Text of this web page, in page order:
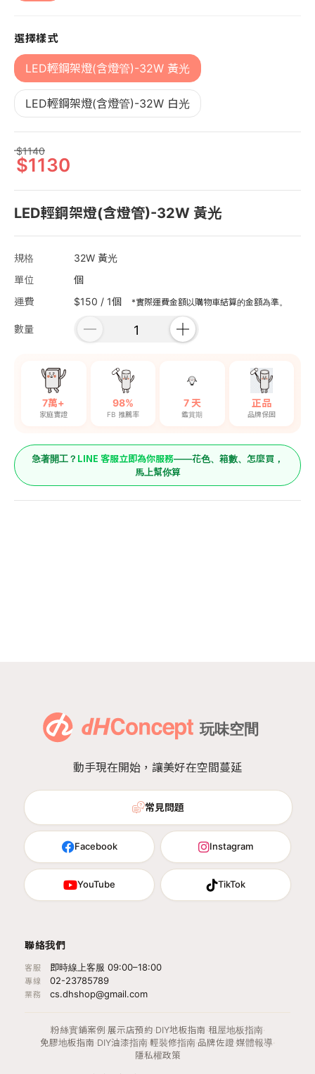
選擇樣式
LED輕鋼架燈(含燈管)-32W 黃光
LED輕鋼架燈(含燈管)-32W 白光
1140
1130
LED輕鋼架燈(含燈管)-32W 黃光
規格
32W 黃光
單位
個
運費
$150 / 1個 *實際運費金額以購物車結算的金額為準。
數量
7萬+
家庭實證
98%
FB 推薦率
7 天
鑑賞期
正品
品牌保固
急著開工？ LINE 客服立即為你服務——花色、箱數、怎麼買，
馬上幫你算
動手現在開始，讓美好在空間蔓延
常見問題
Facebook Instagram
YouTube TikTok
聯絡我們
客服 即時線上客服 09:00–18:00
專線 02-23785789
業務 cs.dhshop@gmail.com
粉絲實鋪案例 ·展示店預約·DIY地板指南 ·租屋地板指南·
免膠地板指南 ·DIY油漆指南·輕裝修指南·品牌佐證·媒體報導·
隱私權政策